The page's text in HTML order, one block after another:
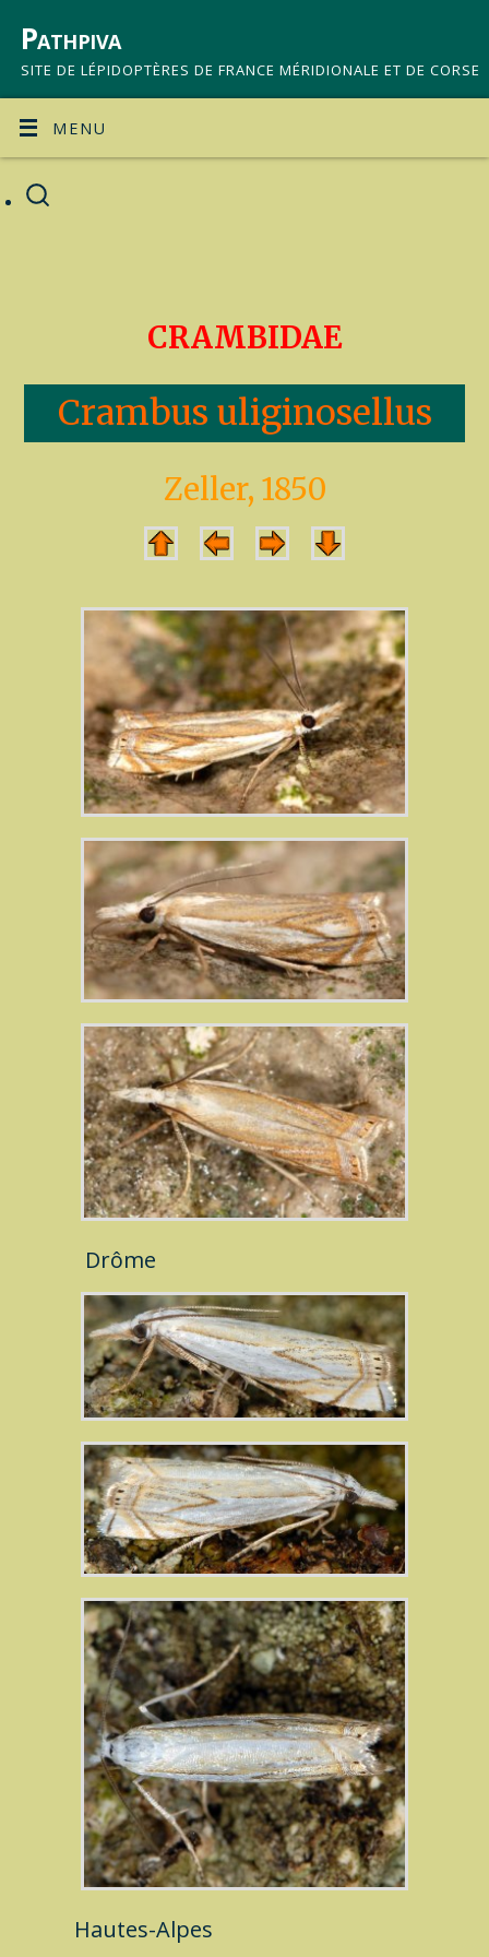
Pathpiva
SITE DE LÉPIDOPTÈRES DE FRANCE MÉRIDIONALE ET DE CORSE
MENU
CRAMBIDAE
Crambus uliginosellus
Zeller, 1850
Drôme
Hautes-Alpes